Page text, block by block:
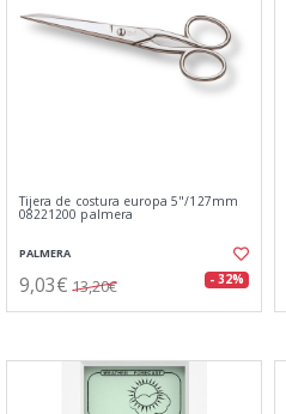
Tijera de costura europa 5"/127mm
08221200 palmera
PALMERA
9,03€ 13,20€ - 32%